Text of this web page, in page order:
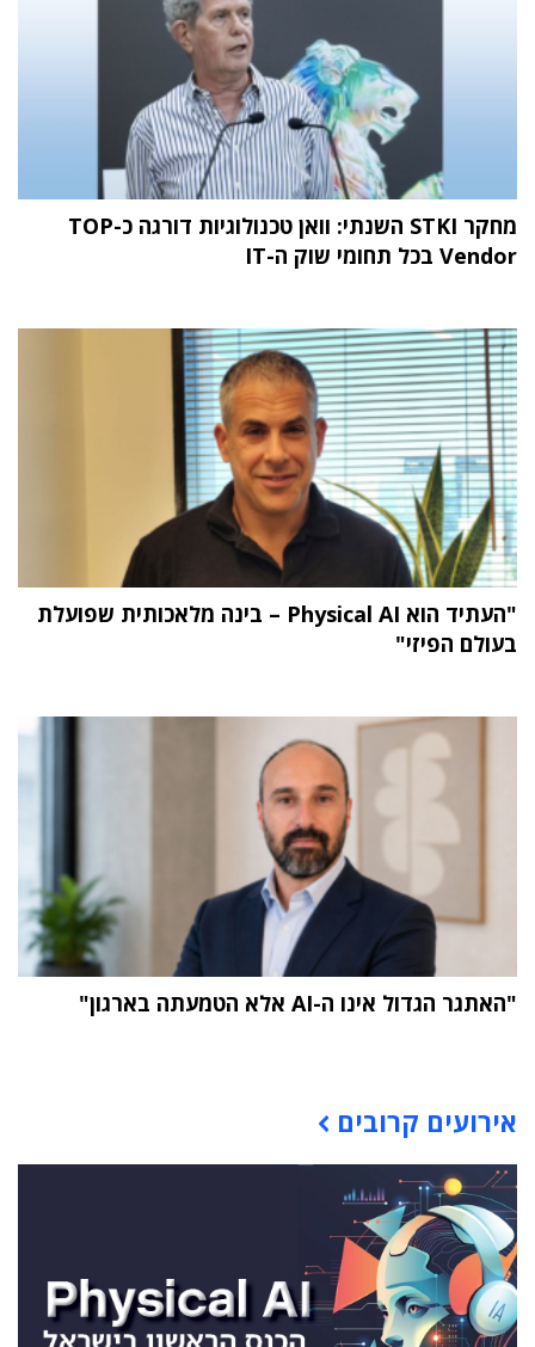
מחקר STKI השנתי: וואן טכנולוגיות דורגה כ-TOP
Vendor בכל תחומי שוק ה-IT
"העתיד הוא Physical AI – בינה מלאכותית שפועלת
בעולם הפיזי"
"האתגר הגדול אינו ה-AI אלא הטמעתה בארגון"
אירועים קרובים